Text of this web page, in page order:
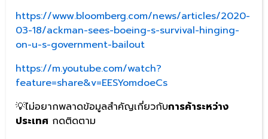
https://www.bloomberg.com/news/articles/2020-
03-18/ackman-sees-boeing-s-survival-hinging-
on-u-s-government-bailout
https://m.youtube.com/watch?
feature=share&v=EESYomdoeCs
💡ไม่อยากพลาดข้อมูลสำคัญเกี่ยวกับการค้าระหว่าง
ประเทศ กดติดตาม